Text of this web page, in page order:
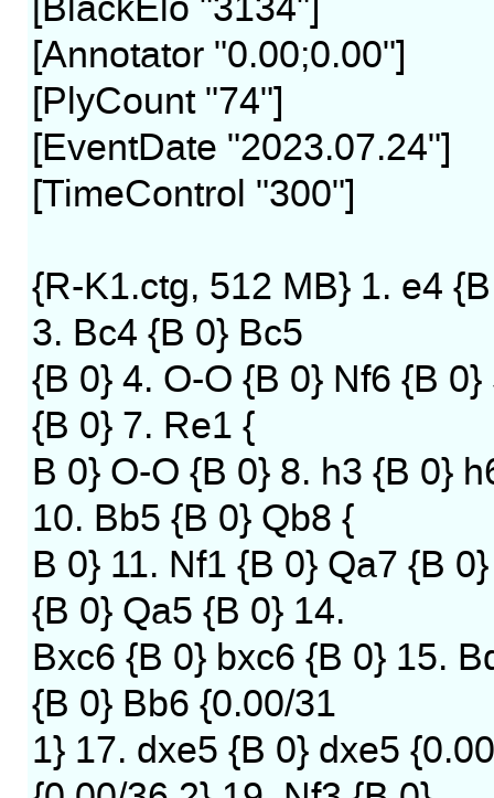
[Annotator "0.00;0.00"]
[PlyCount "74"]
[EventDate "2023.07.24"]
[TimeControl "300"]
{R-K1.ctg, 512 MB} 1. e4
3. Bc4 {B 0} Bc5
{B 0} 4. O-O {B 0} Nf6 {B
{B 0} 7. Re1 {
B 0} O-O {B 0} 8. h3 {B 0}
10. Bb5 {B 0} Qb8 {
B 0} 11. Nf1 {B 0} Qa7 {B
{B 0} Qa5 {B 0} 14.
Bxc6 {B 0} bxc6 {B 0} 15.
{B 0} Bb6 {0.00/31
1} 17. dxe5 {B 0} dxe5